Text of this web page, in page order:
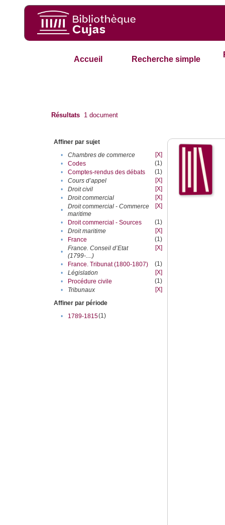
Accueil Recherche simple
Résultats 1 document
Affiner par sujet
•
Chambres de commerce
[X]
•
Codes
(1)
•
Comptes-rendus des débats
(1)
•
Cours d’appel
[X]
•
Droit civil
[X]
•
Droit commercial
[X]
•
Droit commercial - Commerce
maritime
[X]
• Droit commercial - Sources
(1)
•
Droit maritime
[X]
•
France
(1)
•
France. Conseil d’Etat
(1799-....)
[X]
• France. Tribunat (1800-1807)
(1)
•
Législation
[X]
•
Procédure civile
(1)
•
Tribunaux
[X]
Affiner par période
•
1789-1815(1)